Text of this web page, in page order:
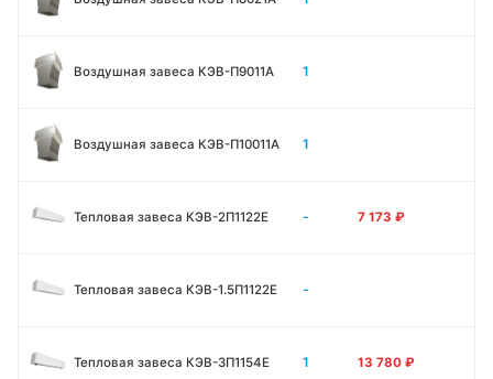
Воздушная завеса КЭВ-П9011A 1
Воздушная завеса КЭВ-П10011A 1
Тепловая завеса КЭВ-2П1122E - 7 173 ₽
Тепловая завеса КЭВ-1.5П1122E -
Тепловая завеса КЭВ-3П1154E 1 13 780 ₽